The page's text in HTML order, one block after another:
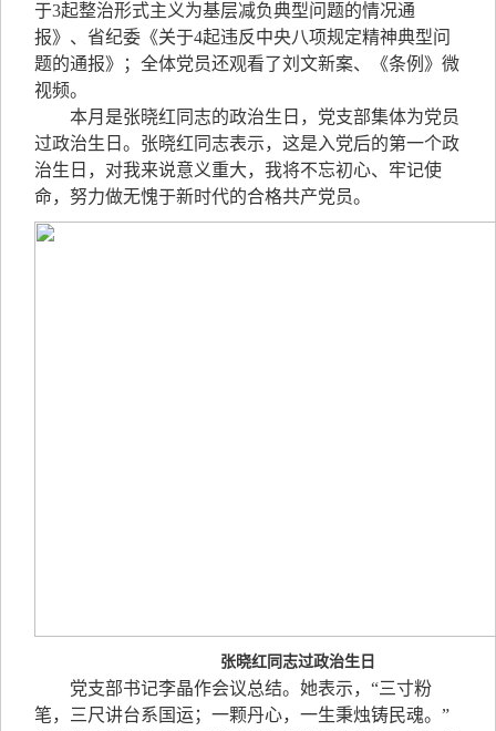
于3起整治形式主义为基层减负典型问题的情况通
报》、省纪委《关于4起违反中央八项规定精神典型问
题的通报》；全体党员还观看了刘文新案、《条例》微
视频。
本月是张晓红同志的政治生日，党支部集体为党员
过政治生日。张晓红同志表示，这是入党后的第一个政
治生日，对我来说意义重大，我将不忘初心、牢记使
命，努力做无愧于新时代的合格共产党员。
张晓红同志过政治生日
党支部书记李晶作会议总结。她表示，“三寸粉
笔，三尺讲台系国运；一颗丹心，一生秉烛铸民魂。”